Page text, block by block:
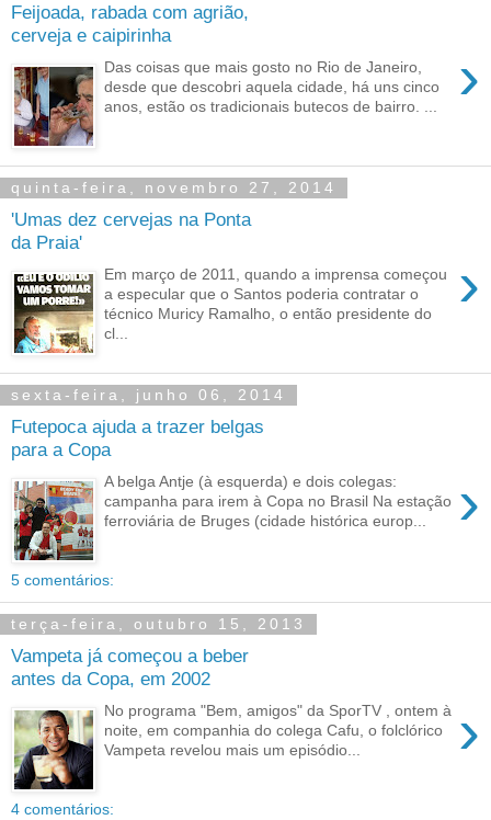
Feijoada, rabada com agrião,
cerveja e caipirinha
›
Das coisas que mais gosto no Rio de Janeiro,
desde que descobri aquela cidade, há uns cinco
anos, estão os tradicionais butecos de bairro. ...
quinta-feira, novembro 27, 2014
'Umas dez cervejas na Ponta
da Praia'
›
Em março de 2011, quando a imprensa começou
a especular que o Santos poderia contratar o
técnico Muricy Ramalho, o então presidente do
cl...
sexta-feira, junho 06, 2014
Futepoca ajuda a trazer belgas
para a Copa
›
A belga Antje (à esquerda) e dois colegas:
campanha para irem à Copa no Brasil Na estação
ferroviária de Bruges (cidade histórica europ...
5 comentários:
terça-feira, outubro 15, 2013
Vampeta já começou a beber
antes da Copa, em 2002
›
No programa "Bem, amigos" da SporTV , ontem à
noite, em companhia do colega Cafu, o folclórico
Vampeta revelou mais um episódio...
4 comentários: